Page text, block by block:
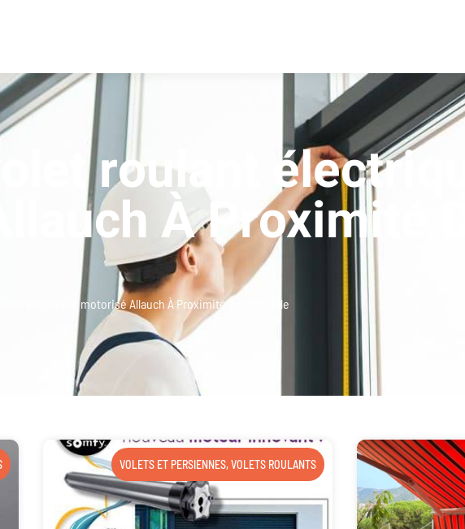
roulant électrique
À Proximité De
électrique motorisé Allauch À Proximité De Marseille
VOLETS ET PERSIENNES,VOLETS ROULANTS